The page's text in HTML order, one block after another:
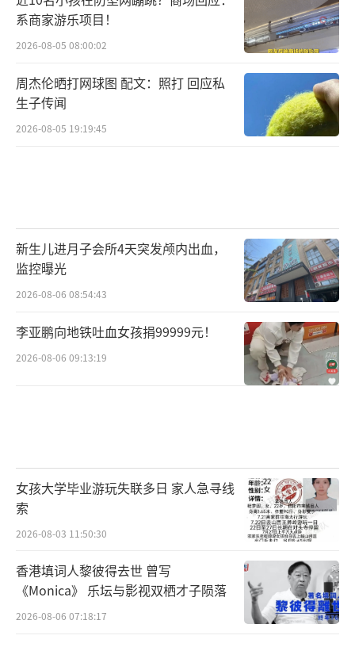
系商家游乐项目！
2026-08-05 08:00:02
周杰伦晒打网球图 配文：照打 回应私
生子传闻
2026-08-05 19:19:45
新生儿进月子会所4天突发颅内出血，
监控曝光
2026-08-06 08:54:43
李亚鹏向地铁吐血女孩捐99999元！
2026-08-06 09:13:19
女孩大学毕业游玩失联多日 家人急寻线
索
2026-08-03 11:50:30
香港填词人黎彼得去世 曾写
《Monica》 乐坛与影视双栖才子陨落
2026-08-06 07:18:17